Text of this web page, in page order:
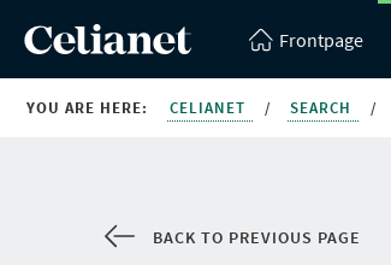
Frontpage
YOU ARE HERE: CELIANET / SEARCH /
BACK TO PREVIOUS PAGE